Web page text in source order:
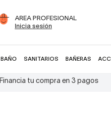
AREA PROFESIONAL
Inicia sesión
BAÑO SANITARIOS BAÑERAS
Financia tu compra en 3 pagos